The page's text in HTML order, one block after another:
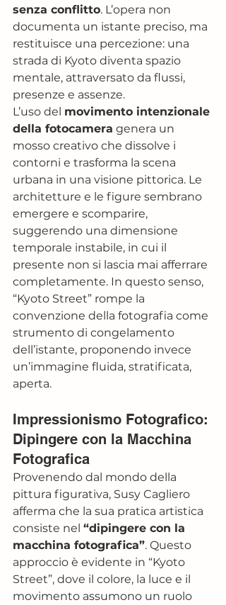
senza conflitto. L’opera non
documenta un istante preciso, ma
restituisce una percezione: una
strada di Kyoto diventa spazio
mentale, attraversato da flussi,
presenze e assenze.
L’uso del movimento intenzionale
della fotocamera genera un
mosso creativo che dissolve i
contorni e trasforma la scena
urbana in una visione pittorica. Le
architetture e le figure sembrano
emergere e scomparire,
suggerendo una dimensione
temporale instabile, in cui il
presente non si lascia mai afferrare
completamente. In questo senso,
“Kyoto Street” rompe la
convenzione della fotografia come
strumento di congelamento
dell’istante, proponendo invece
un’immagine fluida, stratificata,
aperta.
Impressionismo Fotografico:
Dipingere con la Macchina
Fotografica
Provenendo dal mondo della
pittura figurativa, Susy Cagliero
afferma che la sua pratica artistica
consiste nel “dipingere con la
macchina fotografica”. Questo
approccio è evidente in “Kyoto
Street”, dove il colore, la luce e il
movimento assumono un ruolo